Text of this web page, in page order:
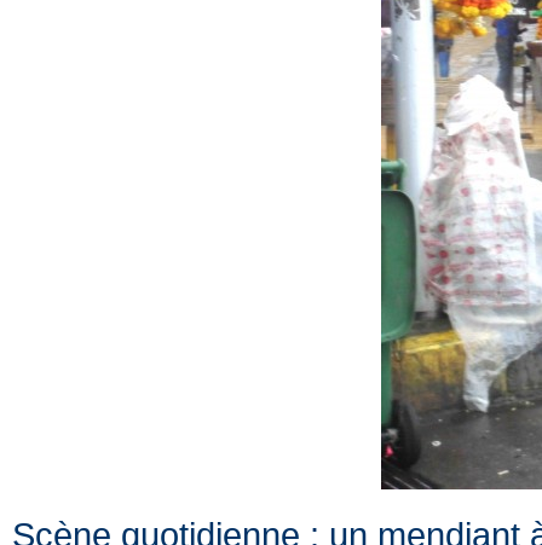
Scène quotidienne : un mendiant